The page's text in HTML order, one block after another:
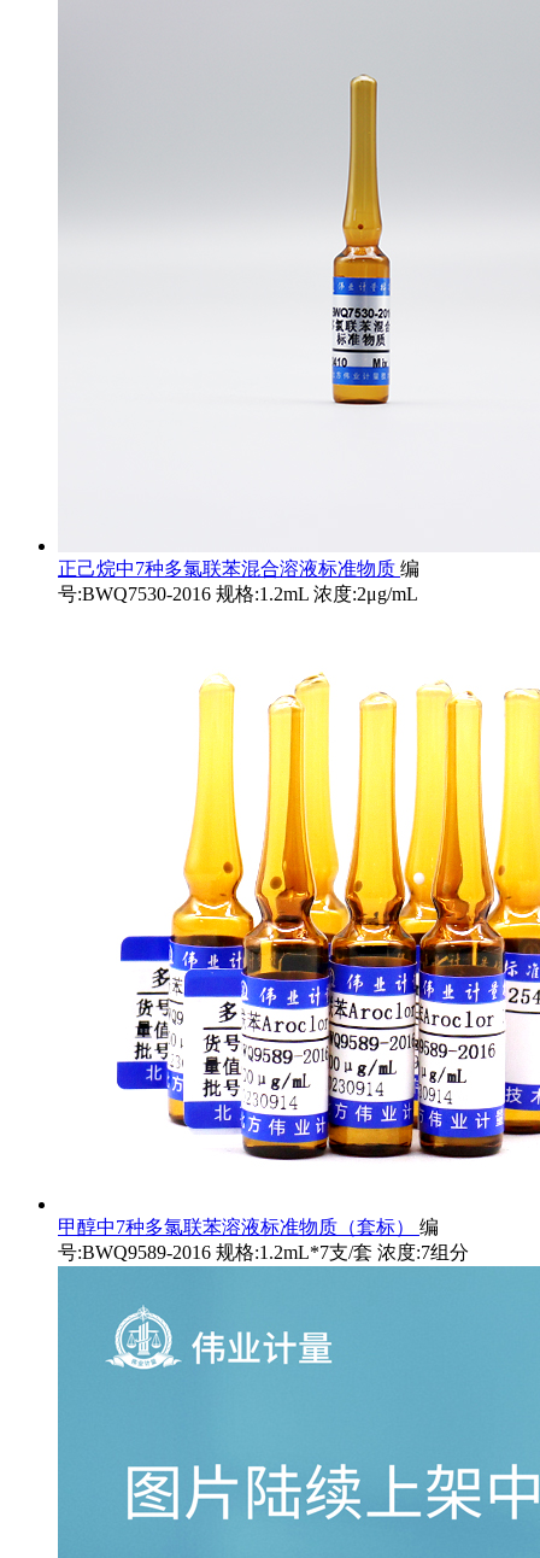
正己烷中7种多氯联苯混合溶液标准物质 编
号:BWQ7530-2016 规格:1.2mL 浓度:2μg/mL
甲醇中7种多氯联苯溶液标准物质（套标） 编
号:BWQ9589-2016 规格:1.2mL*7支/套 浓度:7组分